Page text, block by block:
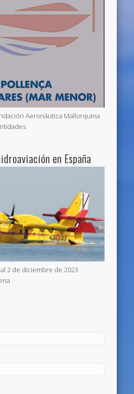
Aeronáutica Mallorquina
en España
2 de diciembre de 2023